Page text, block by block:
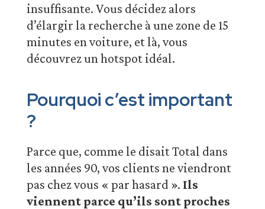
insuffisante. Vous décidez alors
d’élargir la recherche à une zone de 15
minutes en voiture, et là, vous
découvrez un hotspot idéal.
Pourquoi c’est important
?
Parce que, comme le disait Total dans
les années 90, vos clients ne viendront
pas chez vous « par hasard ». Ils
viennent parce qu’ils sont proches